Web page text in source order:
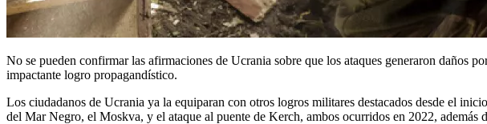
No se pueden confirmar las afirmaciones de Ucrania sobre que los ataques generaron daños por un valor de US$7.000 millones. No obstante, resulta evidente que la «Operación Telaraña» fue, al menos, un
impactante logro propagandístico.
Los ciudadanos de Ucrania ya la equiparan con otros logros militares destacados desde el
del Mar Negro, el Moskva, y el ataque al puente de Kerch, ambos ocurridos en 2022, además